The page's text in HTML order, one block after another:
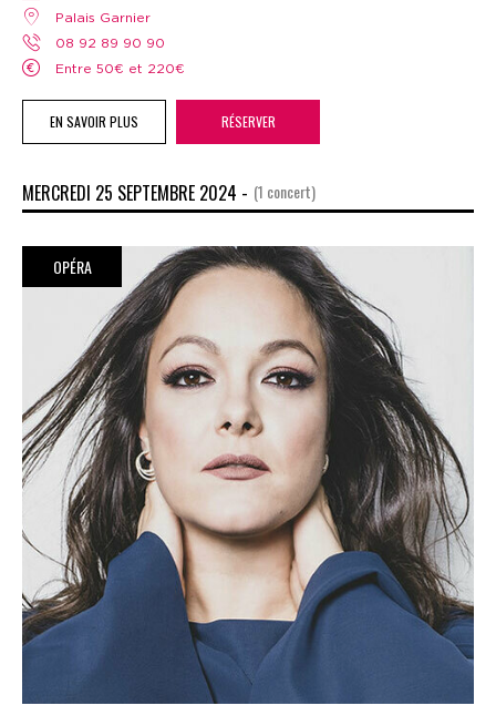
Palais Garnier
08 92 89 90 90
Entre 50€ et 220€
EN SAVOIR PLUS RÉSERVER
MERCREDI 25 SEPTEMBRE 2024 - (1 concert)
OPÉRA